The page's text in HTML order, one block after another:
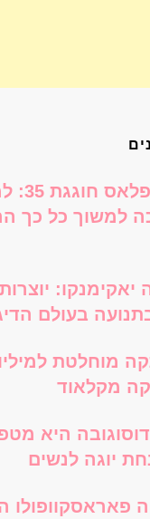
לינדזי
למשוך כל כך
יאקימנקו:
בעולם
מוחלטת
מקלאוד
היא
יוגה לנשים
פאראסקוופולו